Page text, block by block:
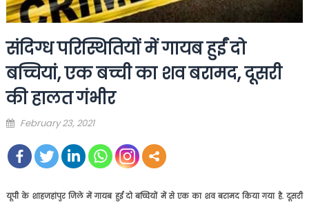
संदिग्ध परिस्थितियों में गायब हुईं दो
बच्चियां, एक बच्ची का शव बरामद, दूसरी
की हालत गंभीर
Posted
February 23, 2021
यूपी के शाहजहांपुर जिले में गायब हुई दो बच्चियों में से एक का शव बरामद किया गया है. दूसरी